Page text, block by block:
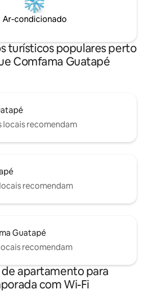
Ar-condicionado
turísticos populares perto
Comfama Guatapé
locais recomendam
recomendam
Guatapé
recomendam
apartamento para
com Wi-Fi